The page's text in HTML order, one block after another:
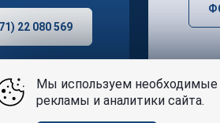
22 080 569
Мы используем необходимые
рекламы и аналитики сайта.